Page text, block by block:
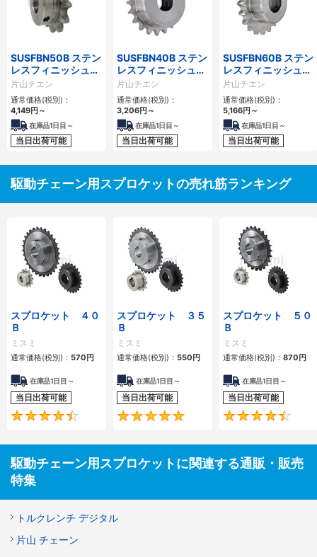
SUSFBN50B ステン
レスフィニッシュド
ボアスプロケット
片山チエン
通常価格(税別)：
4,149円 ～
在庫品1日目～
当日出荷可能
SUSFBN40B ステン
レスフィニッシュド
ボアスプロケット
片山チエン
通常価格(税別)：
3,206円 ～
在庫品1日目～
当日出荷可能
SUSFBN60B ステン
レスフィニッシュド
ボアスプロケット
片山チエン
通常価格(税別)：
5,166円 ～
在庫品1日目～
当日出荷可能
駆動チェーン用スプロケットの売れ筋ランキング
スプロケット ４０
Ｂ
ミスミ
通常価格(税別)： 570 円
在庫品1日目～
当日出荷可能
4.5
スプロケット ３５
Ｂ
ミスミ
通常価格(税別)： 550 円
在庫品1日目～
当日出荷可能
4.8
スプロケット ５０
Ｂ
ミスミ
通常価格(税別)： 870 円
在庫品1日目～
当日出荷可能
駆動チェーン用スプロケットに関連する通販・販売
特集
トルクレンチ デジタル
片山 チェーン